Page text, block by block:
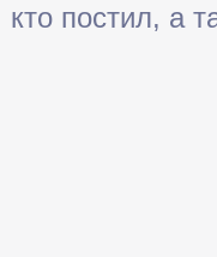
кто постил, а